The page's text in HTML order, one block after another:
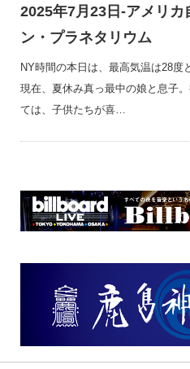
2025年7月23日-アメリ
ン・プラネタリウム
NY時間の本日は、最高気温は28度
現在、夏休み真っ最中の娘と息子
ては、子供たちが喜…